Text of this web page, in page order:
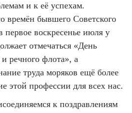
и к её успехам.
времён бывшего Советского
первое воскресенье июля у
отмечаться «День
речного флота», а
труда моряков ещё более
этой профессии для всех нас.
к поздравлениям